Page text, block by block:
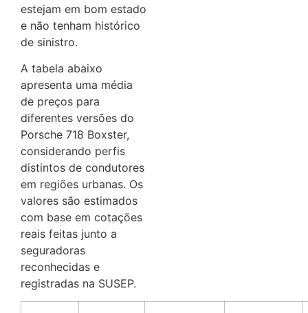
estejam em bom estado
e não tenham histórico
de sinistro.
A tabela abaixo
apresenta uma média
de preços para
diferentes versões do
Porsche 718 Boxster,
considerando perfis
distintos de condutores
em regiões urbanas. Os
valores são estimados
com base em cotações
reais feitas junto a
seguradoras
reconhecidas e
registradas na SUSEP.